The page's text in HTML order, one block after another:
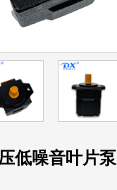
低噪音叶片泵